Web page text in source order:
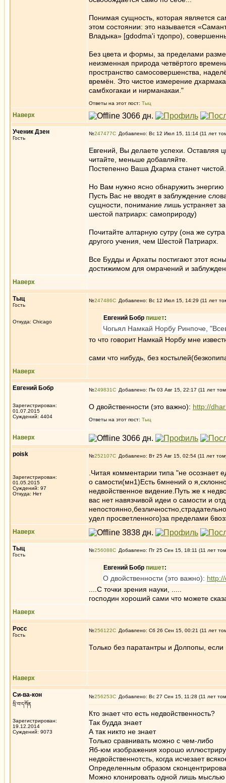
Понимая сущность, которая является
этом со­стоянии: это называется
Владыка» [gdodma'i тдопро),
Без цвета и формы, за пределами
неизменная природа четвёртого
пространство самосовершенства,
времён. Это чис­тое измерение
самбхогакаи и нирманакаи."
Ответы на этот пост: Тыц
Наверх
Ученик Дзен
Гость
№247477 Добавлено: Вс 12 Июл 15, 11:14 (11 лет
Евгений, Вы делаете успехи. Оставляя
читайте, меньше добавляйте.
Постепенно Ваша Дхарма станет
Но Вам нужно ясно обнаружить
Пусть Вас не вводят в заблуждение
сущности, понимание лишь устраняет
шестой патриарх: самоприроду)
Почитайте алтарную сутру (она же
другого учения, чем Шестой Патриарх.
Все Будды и Архаты постигают этот
достижимом для омрачений и
Наверх
Тыц
Гость
Откуда: Chicago
№247486 Добавлено: Вс 12 Июл 15, 14:29 (11 лет
Евгений Бобр пишет:
Чогьял Намкай Норбу Ринпоче,
то что говорит Намкай Норбу мне
сами что нибудь, без
Наверх
Евгений Бобр
Зарегистрирован:
01.07.2015
Суждений: 4404
№249831 Добавлено: Пн 03 Авг 15, 22:17 (11 лет
О двойственности (это важно): http://
Ответы на этот пост: Тыц
Наверх
poisk
Зарегистрирован:
01.05.2015
Суждений: 97
Откуда: Нет
№252107 Добавлено: Вт 25 Авг 15, 02:54 (11 лет
.Читая комментарии типа "не осознает
о самости(мн1)Есть 6мнений о
недвойственное видение.Путь же к
вас нет навязчивой идеи о самости и
удел просветленного)за пределами
Наверх
Тыц
Гость
№256088 Добавлено: Пт 25 Сен 15, 18:11 (11 лет
Евгений Бобр пишет:
О двойственности (это важно):
....С точки зрения науки, .....
господин хороший сами что можете
Наверх
Росс
Гость
№256122 Добавлено: Сб 26 Сен 15, 00:21 (11 лет
Только без паратантры и Долпопы,
Наверх
Си-ва-кон
སྲི་བ་དཀོན
Зарегистрирован:
19.12.2014
Суждений: 9073
№256253 Добавлено: Вс 27 Сен 15, 11:28 (11 лет
Кто знает что есть недвойственность?
Так будда знает
А так никто не знает
Только сравнивать можно с чем-либо
Яб-юм изображения хорошо
недвойственнотсть, когда исчезает
Определенным образом
Можно клонировать одной лишь мыслью